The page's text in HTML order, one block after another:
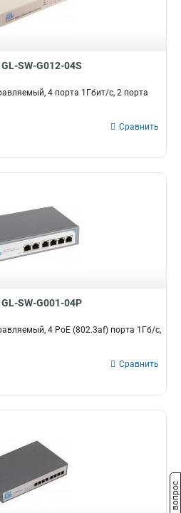
SW-G012-04S
4 порта 1Гбит/с, 2 порта
Сравнить
SW-G001-04P
4 PoE (802.3af) порта 1Гб/с,
Сравнить